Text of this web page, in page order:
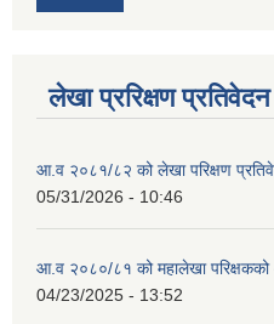
लेखा प्ररिक्षण प्रतिवेदन
आ.व २०८१/८२ को लेखा परिक्षण
05/31/2026 - 10:46
आ.व २०८०/८१ को महालेखा परिक्षकको
04/23/2025 - 13:52